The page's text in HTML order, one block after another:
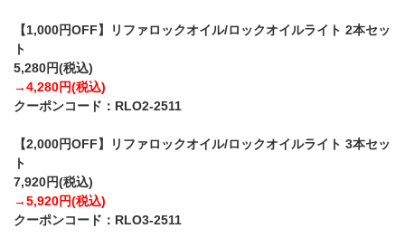
【1,000円OFF】リファロックオイル/ロックオイルライト 2本セッ
ト
5,280円(税込)
→4,280円(税込)
クーポンコード：RLO2-2511
【2,000円OFF】リファロックオイル/ロックオイルライト 3本セッ
ト
7,920円(税込)
→5,920円(税込)
クーポンコード：RLO3-2511